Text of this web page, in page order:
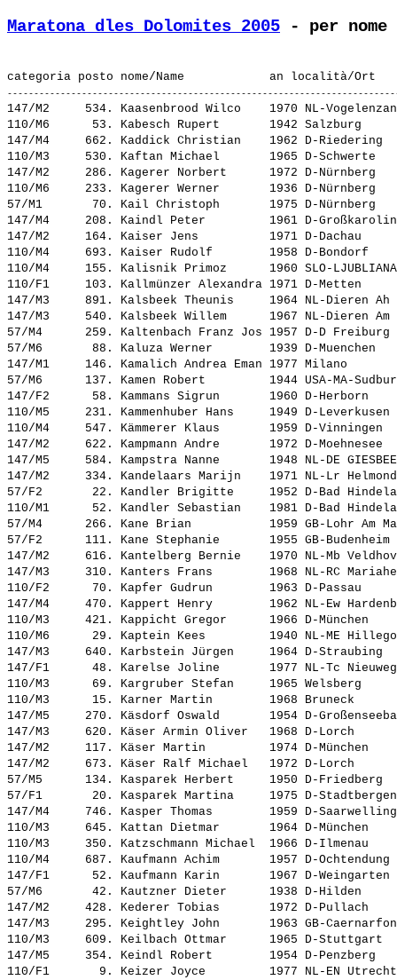
Maratona dles Dolomites 2005 - per nome
147/M2     534. Kaasenbrood Wilco
1970 NL-
110/M6      53. Kabesch Rupert
1942 Salzburg
147/M4     662. Kaddick Christian
1962 D-
110/M3     530. Kaftan Michael
1965 D-
147/M2     286. Kagerer Norbert
1972 D-
110/M6     233. Kagerer Werner
1936 D-
57/M1       70. Kail Christoph
1975 D-
147/M4     208. Kaindl Peter
1961 D-
147/M2     164. Kaiser Jens
1971 D-Dachau
110/M4     693. Kaiser Rudolf
1958 D-
110/M4     155. Kalisnik Primoz
1960 SLO-
110/F1     103. Kallmünzer Alexandra 1971 D-Metten
147/M3     891. Kalsbeek Theunis
1964 NL-Dieren
147/M3     540. Kalsbeek Willem
1967 NL-Dieren
57/M4      259. Kaltenbach Franz Jos 1957 D-D
57/M6       88. Kaluza Werner
1939 D-
147/M1     146. Kamalich Andrea Eman 1977 Milano
57/M6      137. Kamen Robert
1944 USA-MA-
147/F2      58. Kammans Sigrun
1960 D-Herborn
110/M5     231. Kammenhuber Hans
1949 D-
110/M4     547. Kämmerer Klaus
1959 D-
147/M2     622. Kampmann Andre
1972 D-
147/M5     584. Kampstra Nanne
1948 NL-DE
147/M2     334. Kandelaars Marijn
1971 NL-Lr
57/F2       22. Kandler Brigitte
1952 D-Bad
110/M1      52. Kandler Sebastian
1981 D-Bad
57/M4      266. Kane Brian
1959 GB-Lohr
57/F2      111. Kane Stephanie
1955 GB-
147/M2     616. Kantelberg Bernie
1970 NL-Mb
147/M3     310. Kanters Frans
1968 NL-RC
110/F2      70. Kapfer Gudrun
1963 D-
147/M4     470. Kappert Henry
1962 NL-Ew
110/M3     421. Kappicht Gregor
1966 D-
110/M6      29. Kaptein Kees
1940 NL-ME
147/M3     640. Karbstein Jürgen
1964 D-
147/F1      48. Karelse Joline
1977 NL-Tc
110/M3      69. Kargruber Stefan
1965 Welsberg
110/M3      15. Karner Martin
1968 Bruneck
147/M5     270. Käsdorf Oswald
1954 D-
147/M3     620. Käser Armin Oliver
1968 D-Lorch
147/M2     117. Käser Martin
1974 D-
147/M2     673. Käser Ralf Michael
1972 D-Lorch
57/M5      134. Kasparek Herbert
1950 D-
57/F1       20. Kasparek Martina
1975 D-
147/M4     746. Kasper Thomas
1959 D-
110/M3     645. Kattan Dietmar
1964 D-
110/M3     350. Katzschmann Michael
1966 D-
110/M4     687. Kaufmann Achim
1957 D-
147/F1      52. Kaufmann Karin
1967 D-
57/M6       42. Kautzner Dieter
1938 D-Hilden
147/M2     428. Kederer Tobias
1972 D-
147/M3     295. Keightley John
1963 GB-
110/M3     609. Keilbach Ottmar
1965 D-
147/M5     354. Keindl Robert
1954 D-
110/F1       9. Keizer Joyce
1977 NL-EN